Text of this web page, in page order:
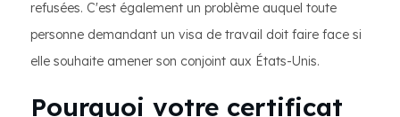
refusées. C'est également un problème auquel toute
personne demandant un visa de travail doit faire face si
elle souhaite amener son conjoint aux États-Unis.
Pourquoi votre certificat